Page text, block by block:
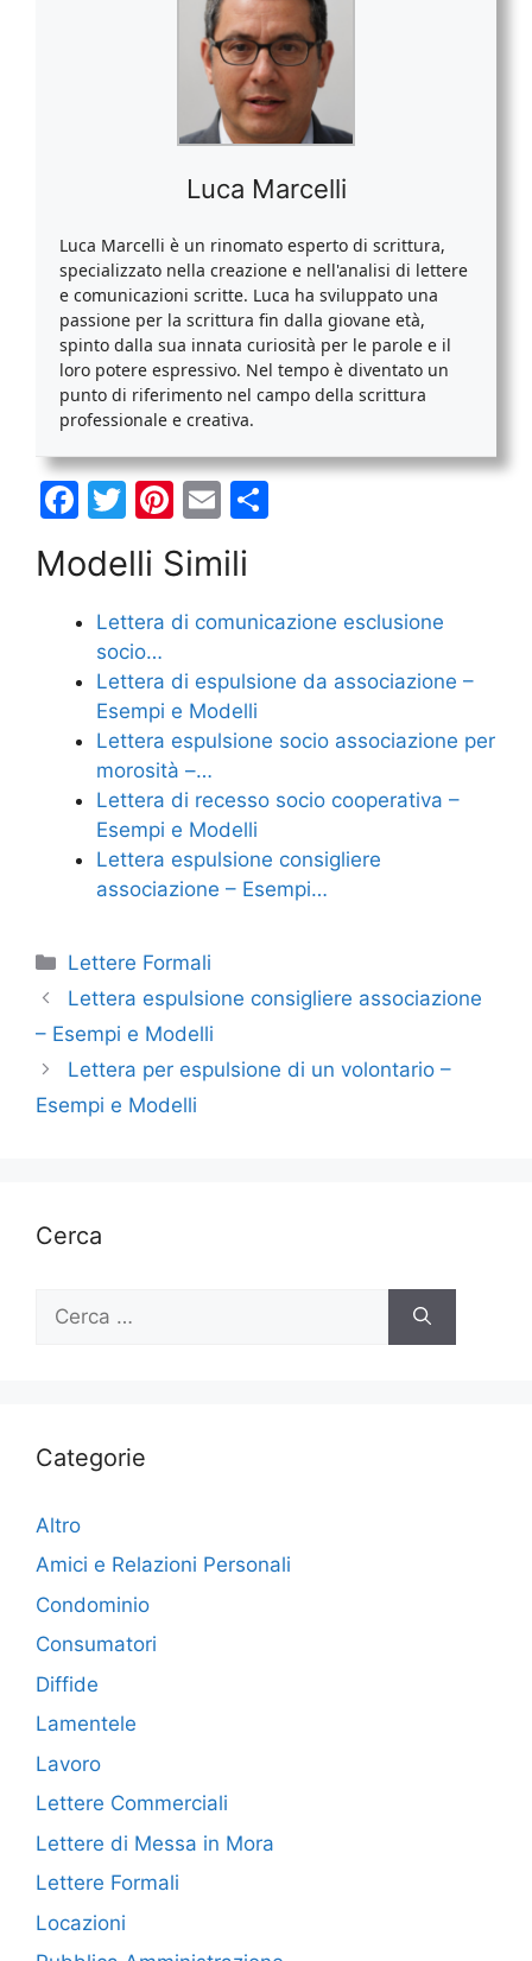
Luca Marcelli
Luca Marcelli è un rinomato esperto di scrittura,
specializzato nella creazione e nell'analisi di lettere
e comunicazioni scritte. Luca ha sviluppato una
passione per la scrittura fin dalla giovane età,
spinto dalla sua innata curiosità per le parole e il
loro potere espressivo. Nel tempo è diventato un
punto di riferimento nel campo della scrittura
professionale e creativa.
F
c
e
b
o
o
k
T
itt
er
Pi
er
e
E
ai
l
di
di
Modelli Simili
Lettera di comunicazione esclusione
socio…
Lettera di espulsione da associazione –
Esempi e Modelli
Lettera espulsione socio associazione per
morosità –…
Lettera di recesso socio cooperativa​ –
Esempi e Modelli
Lettera espulsione consigliere
associazione – Esempi…
Categorie
Lettere Formali
Lettera espulsione consigliere associazione
– Esempi e Modelli
Lettera per espulsione di un volontario –
Esempi e Modelli
Cerca
per:
Categorie
Altro
Amici e Relazioni Personali
Condominio
Consumatori
Diffide
Lamentele
Lavoro
Lettere Commerciali
Lettere di Messa in Mora
Lettere Formali
Locazioni